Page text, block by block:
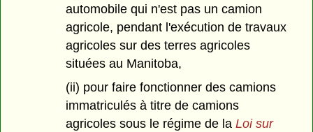
automobile qui n'est pas un camion
agricole, pendant l'exécution de travaux
agricoles sur des terres agricoles
situées au Manitoba,
(ii) pour faire fonctionner des camions
immatriculés à titre de camions
agricoles sous le régime de la Loi sur